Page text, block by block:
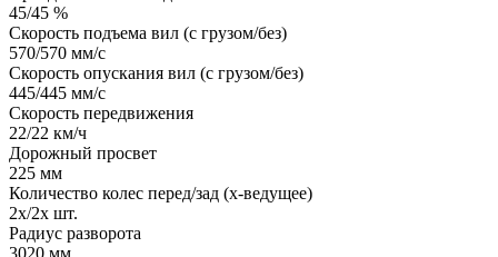
45/45 %
Скорость подъема вил (с грузом/без)
570/570 мм/с
Скорость опускания вил (с грузом/без)
445/445 мм/с
Скорость передвижения
22/22 км/ч
Дорожный просвет
225 мм
Количество колес перед/зад (x-ведущее)
2x/2x шт.
Радиус разворота
3020 мм